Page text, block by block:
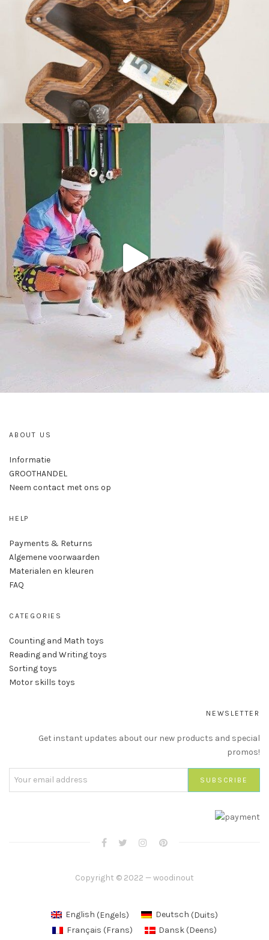
ABOUT US
Informatie
GROOTHANDEL
Neem contact met ons op
HELP
Payments & Returns
Algemene voorwaarden
Materialen en kleuren
FAQ
CATEGORIES
Counting and Math toys
Reading and Writing toys
Sorting toys
Motor skills toys
NEWSLETTER
Get instant updates about our new products and special
promos!
Copyright © 2022 — woodinout
English (Engels) Deutsch (Duits)
Français (Frans) Dansk (Deens)